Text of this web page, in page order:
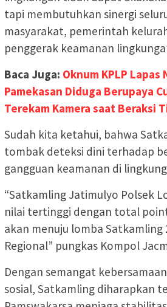
tapi membutuhkan sinergi
masyarakat, pemerintah
penggerak keamanan
Baca Juga: Oknum KPLP Lapas
Pamekasan Diduga Berupaya
Terekam Kamera saat Beraksi
Sudah kita ketahui, bahwa
tombak deteksi dini terhadap
gangguan keamanan di
“Satkamling Jatimulyo Polsek
nilai tertinggi dengan total
akan menuju lomba
Regional” pungkas Kompol
Dengan semangat
sosial, Satkamling diharapkan